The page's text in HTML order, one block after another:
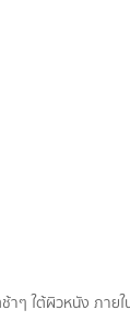
าๆ ใต้ผิวหนัง ภาย